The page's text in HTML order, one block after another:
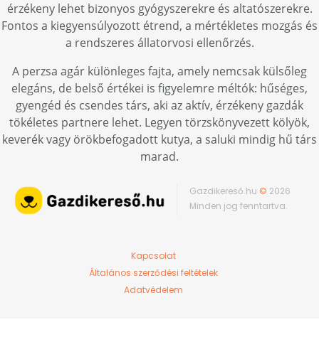
érzékeny lehet bizonyos gyógyszerekre és altatószerekre.
Fontos a kiegyensúlyozott étrend, a mértékletes mozgás és
a rendszeres állatorvosi ellenőrzés.
A perzsa agár különleges fajta, amely nemcsak külsőleg
elegáns, de belső értékei is figyelemre méltók: hűséges,
gyengéd és csendes társ, aki az aktív, érzékeny gazdák
tökéletes partnere lehet. Legyen törzskönyvezett kölyök,
keverék vagy örökbefogadott kutya, a saluki mindig hű társ
marad.
Gazdikereső.hu © 2026
Minden jog fenntartva.
Kapcsolat
Általános szerződési feltételek
Adatvédelem